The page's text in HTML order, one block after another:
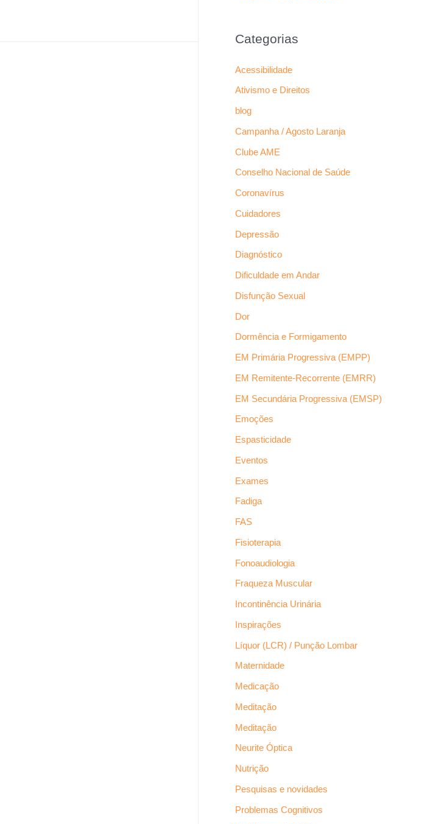
Categorias
Acessibilidade
Ativismo e Direitos
blog
Campanha / Agosto Laranja
Clube AME
Conselho Nacional de Saúde
Coronavírus
Cuidadores
Depressão
Diagnóstico
Dificuldade em Andar
Disfunção Sexual
Dor
Dormência e Formigamento
EM Primária Progressiva (EMPP)
EM Remitente-Recorrente (EMRR)
EM Secundária Progressiva (EMSP)
Emoções
Espasticidade
Eventos
Exames
Fadiga
FAS
Fisioterapia
Fonoaudiologia
Fraqueza Muscular
Incontinência Urinária
Inspirações
Líquor (LCR) / Punção Lombar
Maternidade
Medicação
Meditação
Meditação
Neurite Óptica
Nutrição
Pesquisas e novidades
Problemas Cognitivos